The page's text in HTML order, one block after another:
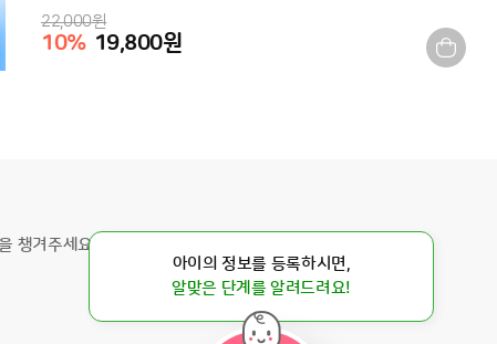
22,000원
10% 19,800원
챙겨주세요.
아이의 정보를 등록하시면,
알맞은 단계를 알려드려요!